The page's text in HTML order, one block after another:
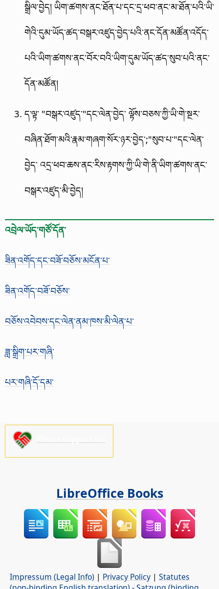
སྒྲིལ་བྱེད། ཡིག་ཚགས་ནང་ཐོན་པ་དང་དྲ་ཕབ་ནང་མ་ཐོན་པའི་ཡི་
གེའི་དུམ་ཡོད་ཚད་བསྒར་འཛུད་བྱེད་པའི་ནང་དོན་མཚོན་འདོད་
པའི་ཡིག་ཚགས་ནང་བོར་བའི་ཡིག་དུམ་ཡོད་ཚད་སུབ་པའི་ནང་
དོན་མཚོན།
ད་ལྟ་ "བསྒར་འཛུད་"དང་ལེན་བྱེད་ ལྟོས་བཅས་ཀྱི་ཡི་གེ་སྔར་
བཞིན་ཐོག་མའི་རྣམ་གཞག་སོར་ཉར་བྱེད་;"སུབ་པ་"དང་ལེན་
བྱེད་ འདྲ་ཕབ་ཆས་ནང་རིས་རྟགས་ཀྱི་ཡི་གེ་ནི་ཡིག་ཚགས་ནང་
བསྒར་འཛུད་མི་བྱེད།
འབྲེལ་ཡོད་གཙོ་དོན་
ཟིན་འགོད་དང་བཟོ་བཅོས་མངོན་པ་
ཟིན་འགོད་བཟོ་བཅོས་
བཅོས་འབེབས་དང་ལེན་ནམ་ཁས་མི་ལེན་པ་
ཟླ་སྒྲིག་པར་གཞི་
པར་གཞི་དོ་དམ་
LibreOffice Books
Impressum (Legal Info) | Privacy Policy | Statutes